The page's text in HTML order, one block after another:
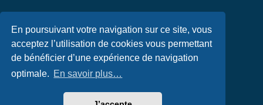
En poursuivant votre navigation sur ce site, vous
acceptez l’utilisation de cookies vous permettant
de bénéficier d’une expérience de navigation
optimale. En savoir plus…